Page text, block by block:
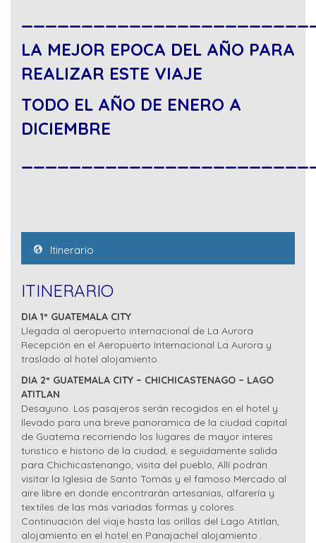
LA MEJOR EPOCA DEL AÑO PARA
REALIZAR ESTE VIAJE
TODO EL AÑO DE ENERO A
DICIEMBRE
Itinerario
ITINERARIO
DIA 1º GUATEMALA CITY
Llegada al aeropuerto internacional de La Aurora
Recepción en el Aeropuerto Internacional La Aurora y
traslado al hotel alojamiento.
DIA 2º GUATEMALA CITY – CHICHICASTENAGO – LAGO
ATITLAN
Desayuno. Los pasajeros serán recogidos en el hotel y
llevado para una breve panoramica de la ciudad capital
de Guatema recorriendo los lugares de mayor interes
turistico e historio de la ciudad, e seguidamente salida
para Chichicastenango, visita del pueblo, Allí podrán
visitar la Iglesia de Santo Tomás y el famoso Mercado al
aire libre en donde encontrarán artesanías, alfarería y
textiles de las más variadas formas y colores.
Continuación del viaje hasta las orillas del Lago Atitlan,
alojamiento en el hotel en Panajachel alojamiento .